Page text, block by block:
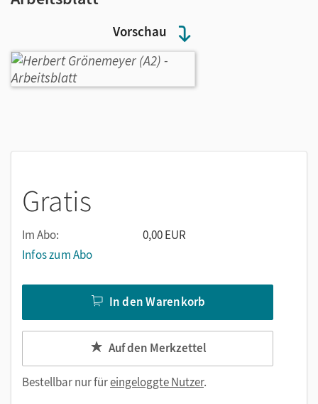
Vorschau
Gratis
Im Abo:
0,00 EUR
Infos zum Abo
In den Warenkorb
Auf den Merkzettel
Bestellbar nur füreingeloggte Nutzer.